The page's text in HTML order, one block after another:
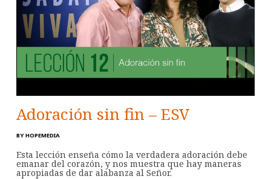
Adoración sin fin – ESV
BY HOPEMEDIA
Esta lección enseña cómo la verdadera adoración debe
emanar del corazón, y nos muestra que hay maneras
apropiadas de dar alabanza al Señor.